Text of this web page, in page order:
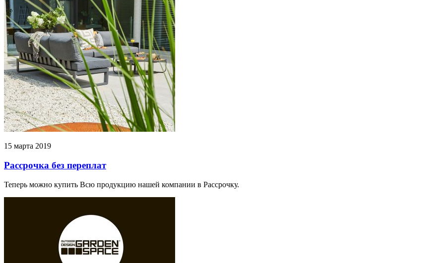
15 марта 2019
Рассрочка без переплат
Теперь можно купить Всю продукцию нашей компании в Рассрочку.